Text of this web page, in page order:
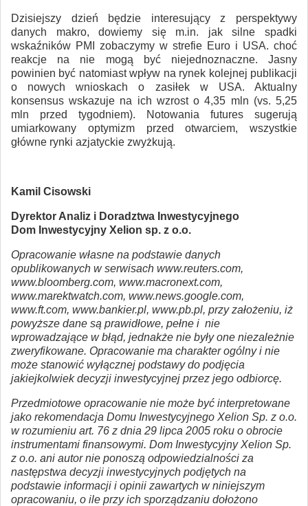
Dzisiejszy dzień będzie interesujący z perspektywy
danych makro, dowiemy się m.in. jak silne spadki
wskaźników PMI zobaczymy w strefie Euro i USA. choć
reakcje na nie mogą być niejednoznaczne. Jasny
powinien być natomiast wpływ na rynek kolejnej publikacji
o nowych wnioskach o zasiłek w USA. Aktualny
konsensus wskazuje na ich wzrost o 4,35 mln (vs. 5,25
mln przed tygodniem). Notowania futures sugerują
umiarkowany optymizm przed otwarciem, wszystkie
główne rynki azjatyckie zwyżkują.
Kamil Cisowski
Dyrektor Analiz i Doradztwa Inwestycyjnego
Dom Inwestycyjny Xelion sp. z o.o.
Opracowanie własne na podstawie danych
opublikowanych w serwisach www.reuters.com,
www.bloomberg.com, www.macronext.com,
www.marektwatch.com, www.news.google.com,
www.ft.com, www.bankier.pl, www.pb.pl, przy założeniu, iż
powyższe dane są prawidłowe, pełne i nie
wprowadzające w błąd, jednakże nie były one niezależnie
zweryfikowane. Opracowanie ma charakter ogólny i nie
może stanowić wyłącznej podstawy do podjęcia
jakiejkolwiek decyzji inwestycyjnej przez jego odbiorcę.
Przedmiotowe opracowanie nie może być interpretowane
jako rekomendacja Domu Inwestycyjnego Xelion Sp. z o.o.
w rozumieniu art. 76 z dnia 29 lipca 2005 roku o obrocie
instrumentami finansowymi. Dom Inwestycyjny Xelion Sp.
z o.o. ani autor nie ponoszą odpowiedzialności za
następstwa decyzji inwestycyjnych podjętych na
podstawie informacji i opinii zawartych w niniejszym
opracowaniu, o ile przy ich sporządzaniu dołożono